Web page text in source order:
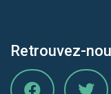
Retrouvez-